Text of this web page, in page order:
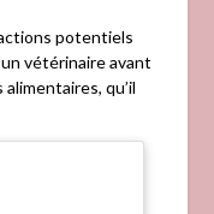
potentiels
vétérinaire avant
qu’il